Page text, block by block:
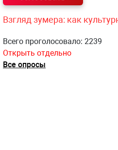
Взгляд зумера: как
Всего проголосовало: 2239
Открыть отдельно
Все опросы